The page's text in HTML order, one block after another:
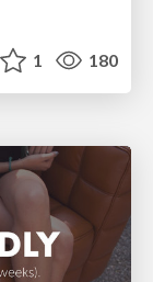
1 180